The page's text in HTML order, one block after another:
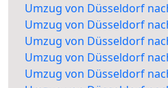
Umzug von Düsseldorf
Umzug von Düsseldorf
Umzug von Düsseldorf
Umzug von Düsseldorf
Umzug von Düsseldorf